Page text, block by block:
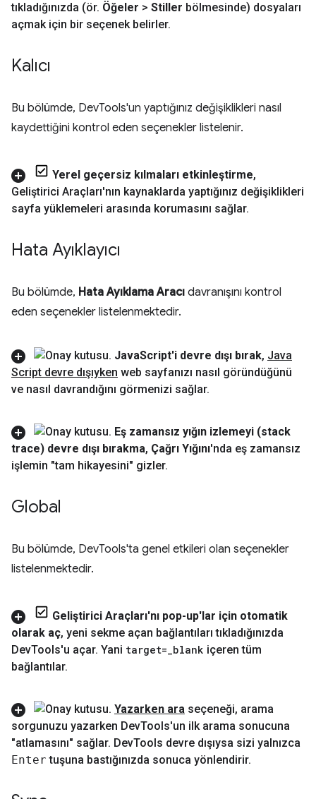
tıkladığınızda (ör. Öğeler > Stiller bölmesinde) dosyaları
açmak için bir seçenek belirler.
Kalıcı
Bu bölümde, DevTools'un yaptığınız değişiklikleri nasıl
kaydettiğini kontrol eden seçenekler listelenir.
Yerel geçersiz kılmaları etkinleştirme,
Geliştirici Araçları'nın kaynaklarda yaptığınız değişiklikleri
sayfa yüklemeleri arasında korumasını sağlar.
Hata Ayıklayıcı
Bu bölümde, Hata Ayıklama Aracı davranışını kontrol
eden seçenekler listelenmektedir.
JavaScript'i devre dışı bırak, Java
Script devre dışıyken web sayfanızı nasıl göründüğünü
ve nasıl davrandığını görmenizi sağlar.
Eş zamansız yığın izlemeyi (stack
trace) devre dışı bırakma, Çağrı Yığını'nda eş zamansız
işlemin "tam hikayesini" gizler.
Global
Bu bölümde, DevTools'ta genel etkileri olan seçenekler
listelenmektedir.
Geliştirici Araçları'nı pop-up'lar için otomatik
olarak aç, yeni sekme açan bağlantıları tıkladığınızda
DevTools'u açar. Yani target=_blank içeren tüm
bağlantılar.
Yazarken ara seçeneği, arama
sorgunuzu yazarken DevTools'un ilk arama sonucuna
"atlamasını" sağlar. DevTools devre dışıysa sizi yalnızca
Enter tuşuna bastığınızda sonuca yönlendirir.